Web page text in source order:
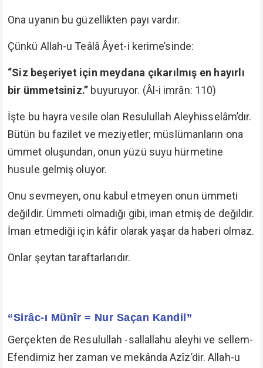
Ona uyanın bu güzellikten payı vardır.
Çünkü Allah-u Teâlâ Âyet-i kerime’sinde:
“Siz beşeriyet için meydana çıkarılmış en hayırlı
bir ümmetsiniz.” buyuruyor. (Âl-i imrân: 110)
İşte bu hayra vesile olan Resulullah Aleyhisselâm’dır.
Bütün bu fazilet ve meziyetler; müslümanların ona
ümmet oluşundan, onun yüzü suyu hürmetine
husule gelmiş oluyor.
Onu sevmeyen, onu kabul etmeyen onun ümmeti
değildir. Ümmeti olmadığı gibi, iman etmiş de değildir.
İman etmediği için kâfir olarak yaşar da haberi olmaz.
Onlar şeytan taraftarlarıdır.
“Sirâc-ı Münîr = Nur Saçan Kandil”
Gerçekten de Resulullah -sallallahu aleyhi ve sellem-
Efendimiz her zaman ve mekânda Azîz’dir. Allah-u